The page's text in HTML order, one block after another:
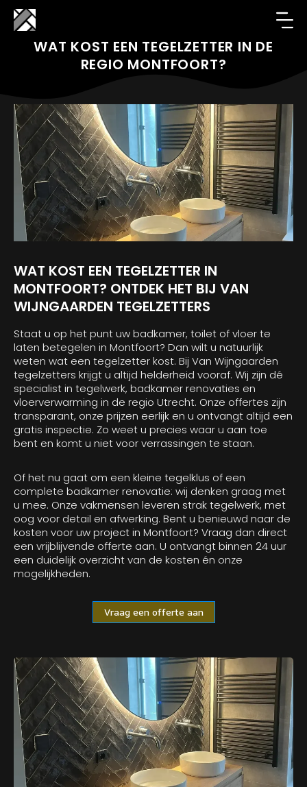
WAT KOST EEN TEGELZETTER IN DE
REGIO MONTFOORT?
WAT KOST EEN TEGELZETTER IN
MONTFOORT? ONTDEK HET BIJ VAN
WIJNGAARDEN TEGELZETTERS
Staat u op het punt uw badkamer, toilet of vloer te
laten betegelen in Montfoort? Dan wilt u natuurlijk
weten wat een tegelzetter kost. Bij Van Wijngaarden
tegelzetters krijgt u altijd helderheid vooraf. Wij zijn dé
specialist in tegelwerk, badkamer renovaties en
vloerverwarming in de regio Utrecht. Onze offertes zijn
transparant, onze prijzen eerlijk en u ontvangt altijd een
gratis inspectie. Zo weet u precies waar u aan toe
bent en komt u niet voor verrassingen te staan.
Of het nu gaat om een kleine tegelklus of een
complete badkamer renovatie: wij denken graag met
u mee. Onze vakmensen leveren strak tegelwerk, met
oog voor detail en afwerking. Bent u benieuwd naar de
kosten voor uw project in Montfoort? Vraag dan direct
een vrijblijvende offerte aan. U ontvangt binnen 24 uur
een duidelijk overzicht van de kosten én onze
mogelijkheden.
Vraag een offerte aan